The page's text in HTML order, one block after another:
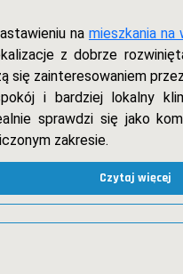
na mieszkania na
z dobrze
się zainteresowaniem
i bardziej lokalny
sprawdzi się jako
zakresie.
Czytaj więcej